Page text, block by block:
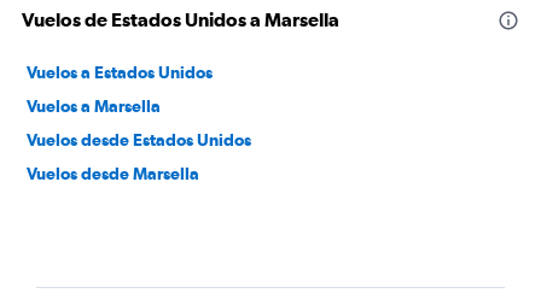
Vuelos de Estados Unidos a Marsella
Vuelos a Estados Unidos
Vuelos a Marsella
Vuelos desde Estados Unidos
Vuelos desde Marsella